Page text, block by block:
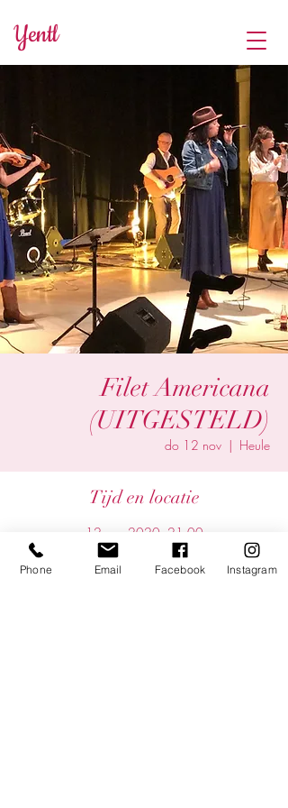
Yentl
Filet Americana
(UITGESTELD)
do 12 nov
  |
Heule
Tijd en locatie
12 nov 2020, 21:00
Heule, Heule, 8501 Kortrijk, Belgium
Phone Email Facebook Instagram